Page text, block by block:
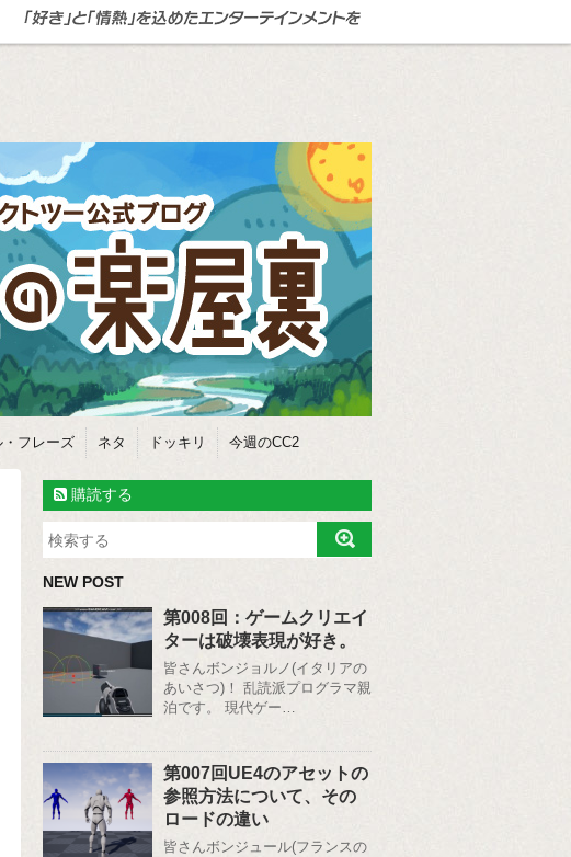
フレーズ ネタ ドッキリ 今週のCC2
購読する
NEW POST
第008回：ゲームクリエイ
ターは破壊表現が好き。
皆さんボンジョルノ(イタリアの
あいさつ)！ 乱読派プログラマ親
泊です。 現代ゲー…
第007回UE4のアセットの
参照方法について、その
ロードの違い
皆さんボンジュール(フランスの